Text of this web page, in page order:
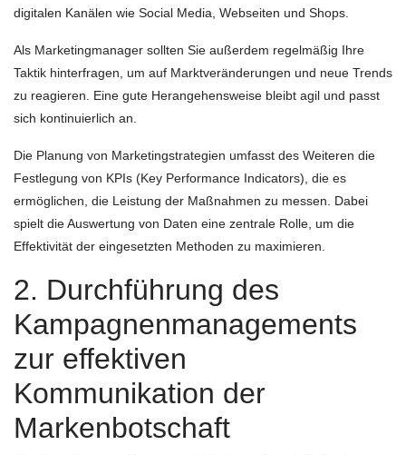
digitalen Kanälen wie Social Media, Webseiten und Shops.
Als Marketingmanager sollten Sie außerdem regelmäßig Ihre
Taktik hinterfragen, um auf Marktveränderungen und neue Trends
zu reagieren. Eine gute Herangehensweise bleibt agil und passt
sich kontinuierlich an.
Die Planung von Marketingstrategien umfasst des Weiteren die
Festlegung von KPIs (Key Performance Indicators), die es
ermöglichen, die Leistung der Maßnahmen zu messen. Dabei
spielt die Auswertung von Daten eine zentrale Rolle, um die
Effektivität der eingesetzten Methoden zu maximieren.
2. Durchführung des
Kampagnenmanagements
zur effektiven
Kommunikation der
Markenbotschaft